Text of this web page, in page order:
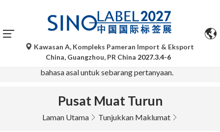
Terjemahan automatik oleh Google Translate adalah untuk
rujukan sahaja dan mungkin tidak tepat. Sila rujuk versi
bahasa asal untuk sebarang pertanyaan.
Kawasan A, Kompleks Pameran Import & Eksport
China, Guangzhou, PR China 2027.3.4-6
Pusat Muat Turun
Laman Utama Tunjukkan Maklumat